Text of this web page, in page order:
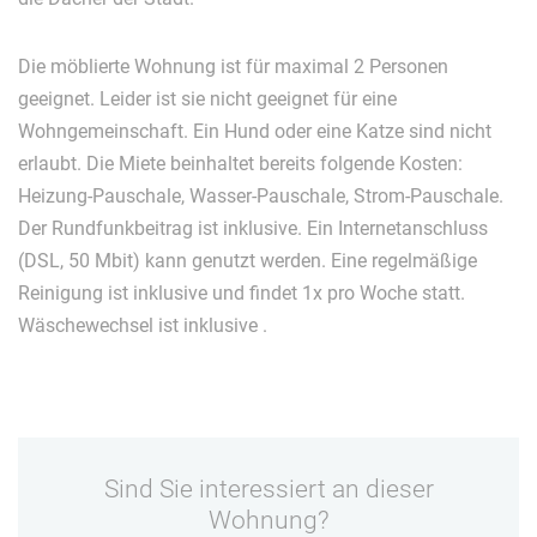
Die möblierte Wohnung ist für maximal 2 Personen
geeignet. Leider ist sie nicht geeignet für eine
Wohngemeinschaft. Ein Hund oder eine Katze sind nicht
erlaubt. Die Miete beinhaltet bereits folgende Kosten:
Heizung-Pauschale, Wasser-Pauschale, Strom-Pauschale.
Der Rundfunkbeitrag ist inklusive. Ein Internetanschluss
(DSL, 50 Mbit) kann genutzt werden. Eine regelmäßige
Reinigung ist inklusive und findet 1x pro Woche statt.
Wäschewechsel ist inklusive .
Sind Sie interessiert an dieser
Wohnung?